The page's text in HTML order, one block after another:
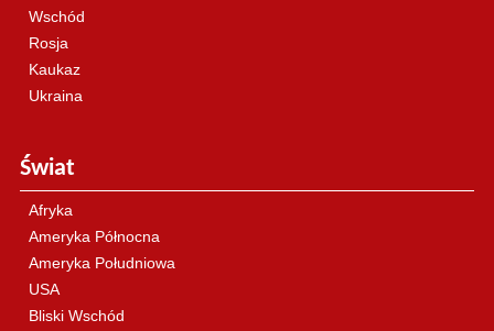
Wschód
Rosja
Kaukaz
Ukraina
Świat
Afryka
Ameryka Północna
Ameryka Południowa
USA
Bliski Wschód